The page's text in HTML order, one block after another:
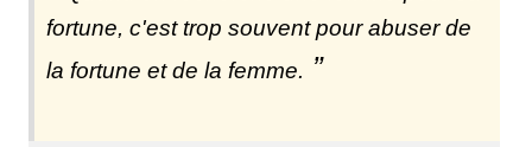
fortune, c'est trop souvent pour abuser de
la fortune et de la femme.